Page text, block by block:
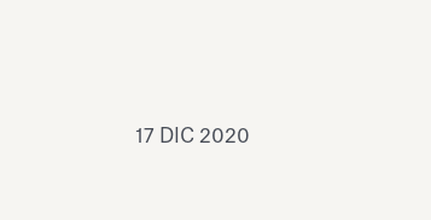
17 DIC 2020